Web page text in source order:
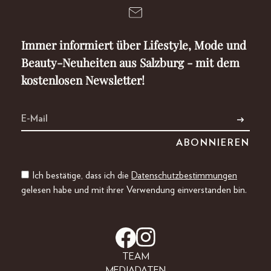
Immer informiert über Lifestyle, Mode und
Beauty-Neuheiten aus Salzburg - mit dem
kostenlosen Newsletter!
Ich bestätige, dass ich die Datenschutzbestimmungen
gelesen habe und mit ihrer Verwendung einverstanden bin.
TEAM